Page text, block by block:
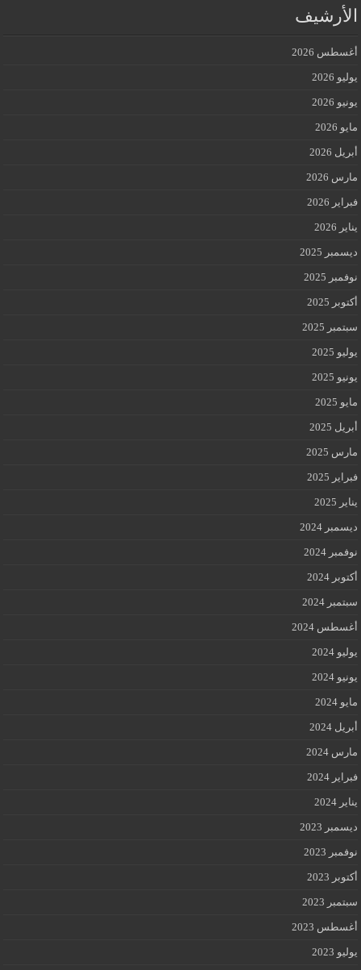
الأرشيف
أغسطس 2026
يوليو 2026
يونيو 2026
مايو 2026
أبريل 2026
مارس 2026
فبراير 2026
يناير 2026
ديسمبر 2025
نوفمبر 2025
أكتوبر 2025
سبتمبر 2025
يوليو 2025
يونيو 2025
مايو 2025
أبريل 2025
مارس 2025
فبراير 2025
يناير 2025
ديسمبر 2024
نوفمبر 2024
أكتوبر 2024
سبتمبر 2024
أغسطس 2024
يوليو 2024
يونيو 2024
مايو 2024
أبريل 2024
مارس 2024
فبراير 2024
يناير 2024
ديسمبر 2023
نوفمبر 2023
أكتوبر 2023
سبتمبر 2023
أغسطس 2023
يوليو 2023